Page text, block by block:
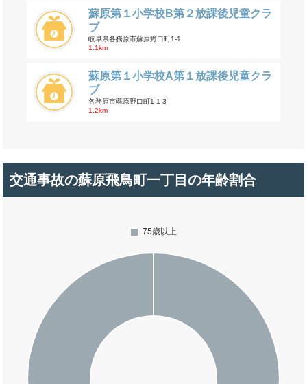
蘇原第１小学校B第２放課後児童クラ
ブ
岐阜県各務原市蘇原野口町1-1
1.1km
蘇原第１小学校A第１放課後児童クラ
ブ
各務原市蘇原野口町1-1-3
1.2km
交通事故の蘇原飛鳥町一丁目の年齢割合